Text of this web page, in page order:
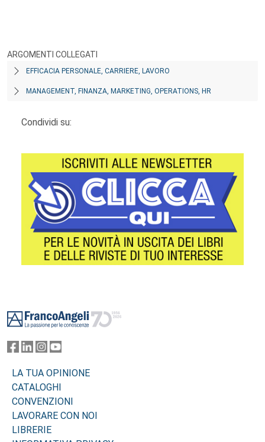
ARGOMENTI COLLEGATI
EFFICACIA PERSONALE, CARRIERE, LAVORO
MANAGEMENT, FINANZA, MARKETING, OPERATIONS, HR
Condividi su:
LA TUA OPINIONE
CATALOGHI
CONVENZIONI
LAVORARE CON NOI
LIBRERIE